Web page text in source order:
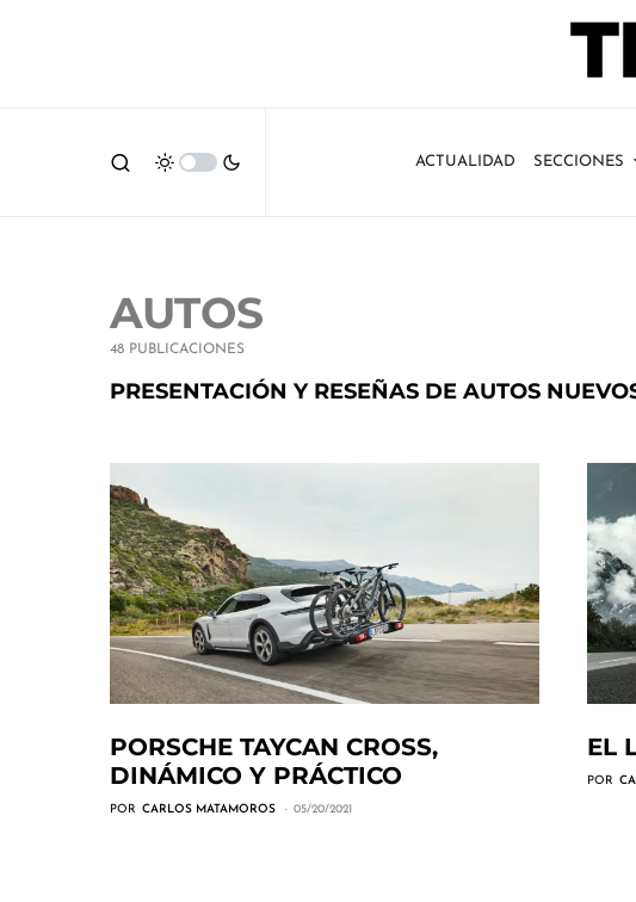
ACTUALIDAD SECCIONES
AUTOS
48 PUBLICACIONES
PRESENTACIÓN Y RESEÑAS DE AUTOS
PORSCHE TAYCAN CROSS,
DINÁMICO Y PRÁCTICO
POR CARLOS MATAMOROS 05/20/2021
EL
POR